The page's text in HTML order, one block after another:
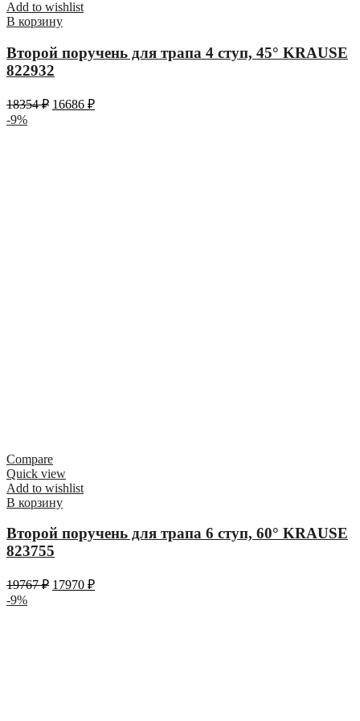
Add to wishlist
В корзину
Второй поручень для трапа 4 ступ, 45° KRAUSE
822932
18354₽ 16686 ₽
-9%
Compare
Quick view
Add to wishlist
В корзину
Второй поручень для трапа 6 ступ, 60° KRAUSE
823755
19767₽ 17970 ₽
-9%